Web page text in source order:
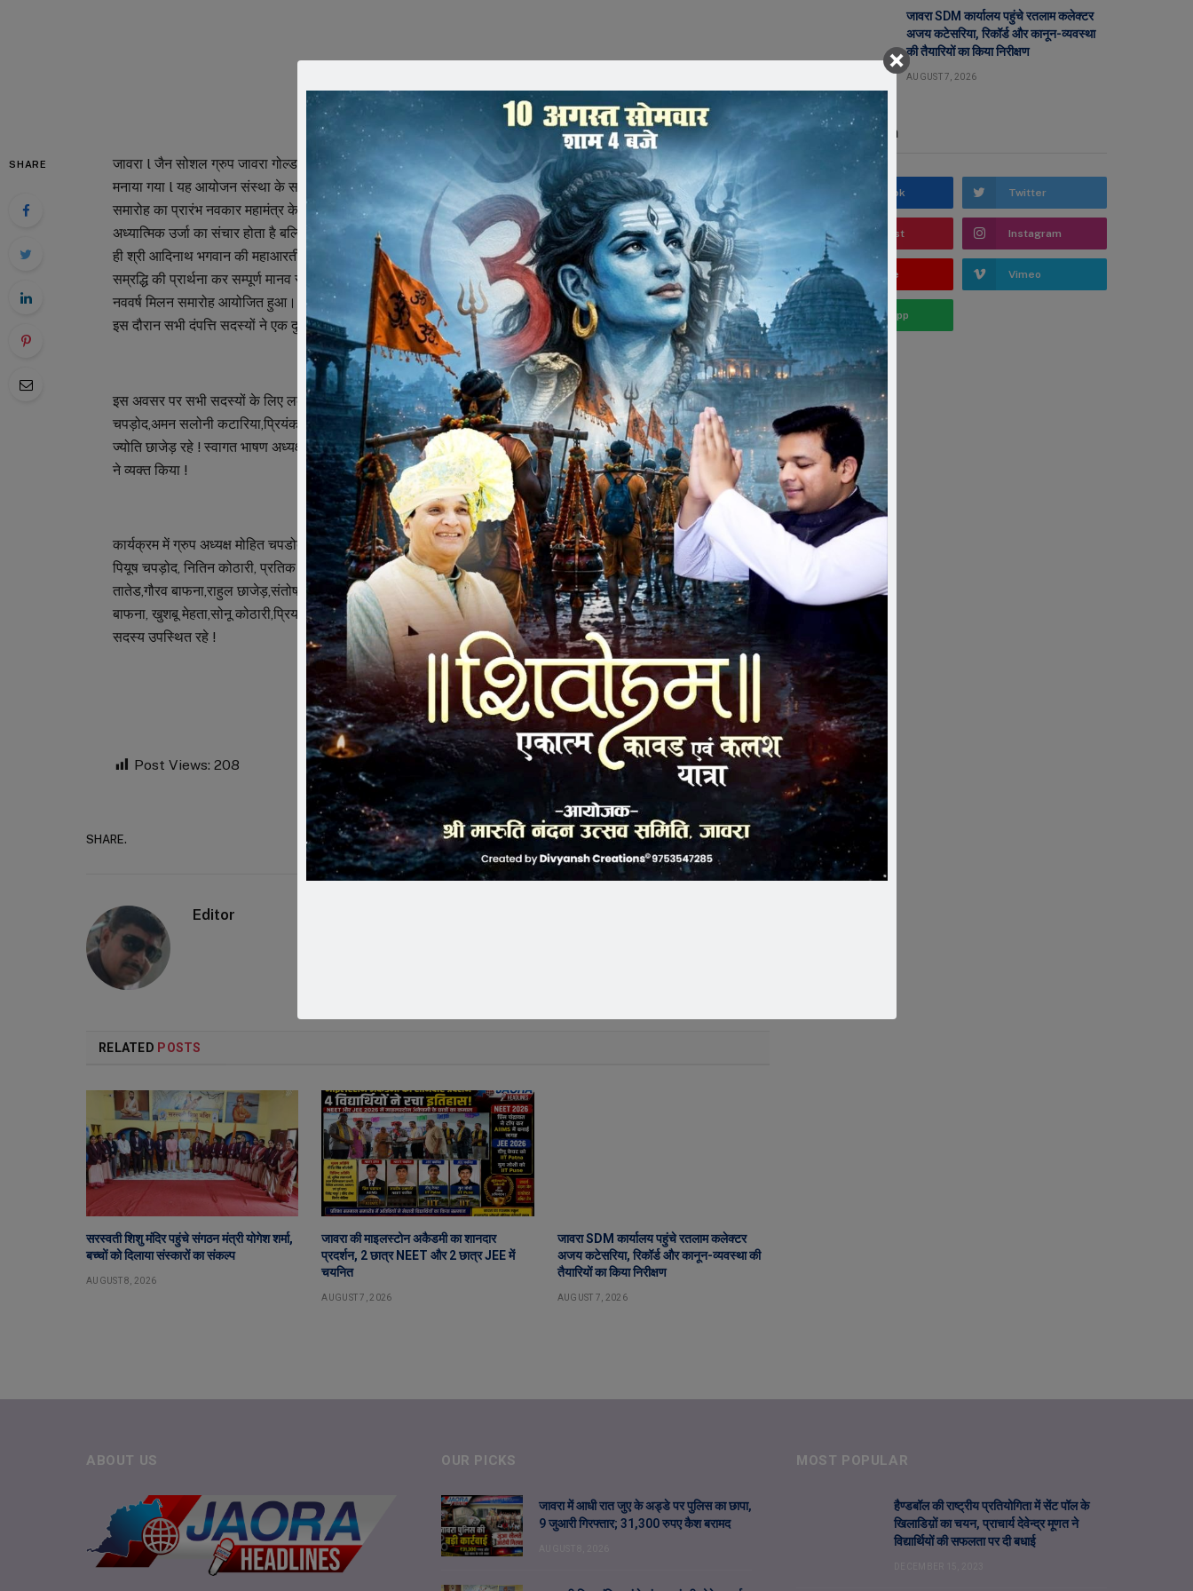
SHARE
जावरा l जैन सोशल ग्रुप जावरा गोल्डन का दीपावली मिलन समारोह एवं नववर्ष पिपली बाजार स्थित श्री जैन श्वेतांबर मंदिर पर
मनाया गया l यह आयोजन संस्था के सदस्यों को एकत्रित करने और उनके बीच सामंजस्य बढ़ाने का एक महत्वपूर्ण अवसर था l इस
समारोह का प्रारंभ नवकार महामंत्र के जाप से की गई जो जैन धर्म में एक विशेष महत्व रखता है, इस मंत्र का जाप करने से न केवल
अध्यात्मिक उर्जा का संचार होता है बल्कि यह सभी उपस्थित सदस्यों के लिए एक सकारात्मक वातावरण का निर्माण करता है ! साथ
ही श्री आदिनाथ भगवान की महाआरती ग्रुप के सदस्यों एवं मंदिर में पधारे हुए धर्मालुजनो द्वारा की गई l ग्रुप द्वारा देश की सुख
सम्रद्धि की प्रार्थना कर सम्पूर्ण मानव समाज स्वस्थ व प्रसन्न रहे ऐसी कामना की। वही ग्रुप दंपत्ति सदस्यों का दीपावली एवं
नववर्ष मिलन समारोह आयोजित हुआ।
इस दौरान सभी दंपत्ति सदस्यों ने एक दुसरे का मुह मीठा करवा कर दीपावली एवं नववर्ष की शुभकामनाए दी l
इस अवसर पर सभी सदस्यों के लिए लकी ड्रा का भी आयोजन किया गया जिसमे खुशबू नीरज मेहता,अंशुल गंगवाल,अनामिका मोहित
चपड़ोद,अमन सलोनी कटारिया,प्रियंका भावेश तातेड को पुरुस्कृत किया गया l महाआरती के लाभार्थी नीरज खुशबू मेहता एवं राहुल
ज्योति छाजेड़ रहे ! स्वागत भाषण अध्यक्ष मोहित चपड़ोद ने दिए ! कार्यक्रम का संचालन अमन कटारिया व आभार सचिव अंकित जैन
ने व्यक्त किया !
कार्यक्रम में ग्रुप अध्यक्ष मोहित चपडोद, अंकित जैन (सचिव), अमन कटारिया(कोषाध्यक्ष), नीरज मेहता, तपन नाहटा, निलेश कोठारी,
पियूष चपड़ोद, नितिन कोठारी, प्रतिक ओरा, हिमांशु मेहता, चिराग रुनवाल,नितिन दख, अंशुल गंगवाल,नीरज वया,गौरव धोका, भावेश
तातेड,गौरव बाफना,राहुल छाजेड़,संतोष पांचाल, प्रणय दख, अनामिका चपड़ोद,गरिमा रूनवाल, सारिका ओरा, मीनाक्षी जैन,साक्षी
बाफना, खुशबू मेहता,सोनू कोठारी,प्रिया नाहटा,रेखा पांचाल,सुरभि दख,प्रियंका तातेड, सलोनी कटारिया, ज्योति छाजेड़ आदि ग्रुप
सदस्य उपस्थित रहे !
Post Views: 208
SHARE.
Facebook Twitter Pinterest LinkedIn Tumblr Telegram Email
Editor
RELATED POSTS
सरस्वती शिशु मंदिर पहुंचे संगठन मंत्री योगेश शर्मा,
बच्चों को दिलाया संस्कारों का संकल्प
AUGUST 8, 2026
जावरा की माइलस्टोन अकैडमी का शानदार
प्रदर्शन, 2 छात्र NEET और 2 छात्र JEE में
चयनित
AUGUST 7, 2026
जावरा SDM कार्यालय पहुंचे रतलाम कलेक्टर
अजय कटेसरिया, रिकॉर्ड और कानून-व्यवस्था की
तैयारियों का किया निरीक्षण
AUGUST 7, 2026
जावरा SDM कार्यालय पहुंचे रतलाम कलेक्टर
अजय कटेसरिया, रिकॉर्ड और कानून-व्यवस्था
की तैयारियों का किया निरीक्षण
AUGUST 7, 2026
Stay In Touch
Facebook Twitter
Pinterest Instagram
YouTube Vimeo
WhatsApp
ABOUT US OUR PICKS
जावरा में आधी रात जुए के अड्डे पर पुलिस का छापा,
9 जुआरी गिरफ्तार; 31,300 रुपए कैश बरामद
MOST POPULAR
हैण्डबॉल की राष्ट्रीय प्रतियोगिता में सेंट पॉल के
खिलाडिय़ों का चयन, प्राचार्य देवेन्द्र मूणत ने
विद्यार्थियों की सफलता पर दी बधाई